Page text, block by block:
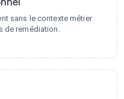
sans le contexte métier
de remédiation.